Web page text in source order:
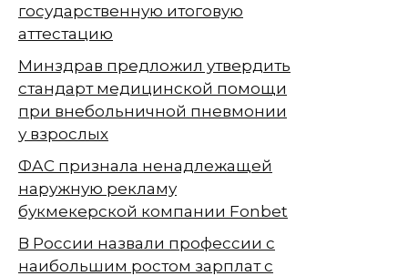
государственную итоговую
аттестацию
Минздрав предложил утвердить
стандарт медицинской помощи
при внебольничной пневмонии
у взрослых
ФАС признала ненадлежащей
наружную рекламу
букмекерской компании Fonbet
В России назвали профессии с
наибольшим ростом зарплат с